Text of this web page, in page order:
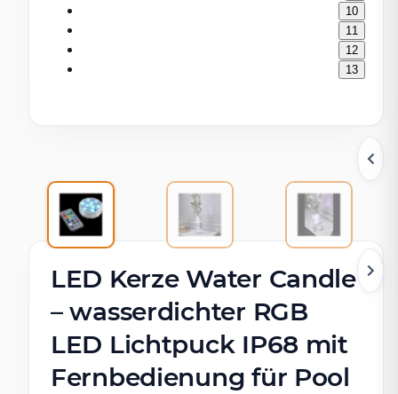
10
11
12
13
LED Kerze Water Candle
– wasserdichter RGB
LED Lichtpuck IP68 mit
Fernbedienung für Pool